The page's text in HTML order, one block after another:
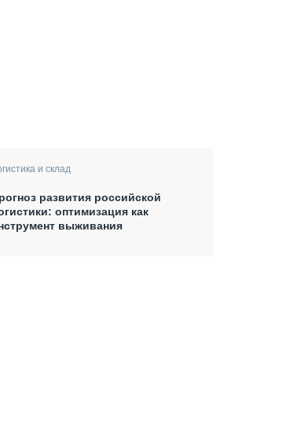
и склад
развития российской
оптимизация как
выживания